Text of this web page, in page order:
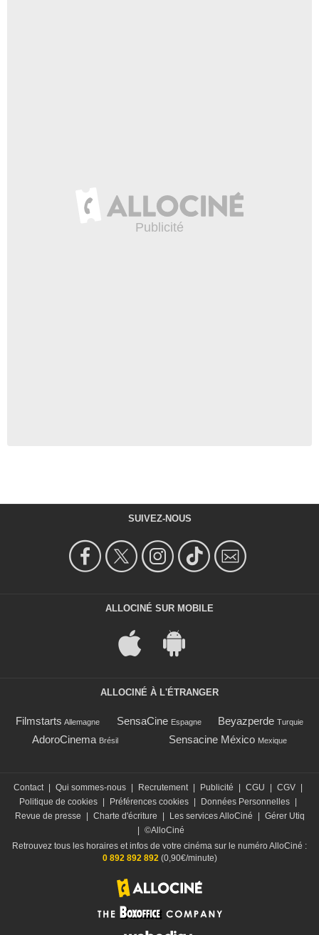
SUIVEZ-NOUS
ALLOCINÉ SUR MOBILE
ALLOCINÉ À L'ÉTRANGER
Filmstarts Allemagne SensaCine Espagne Beyazperde Turquie
AdoroCinema Brésil Sensacine México Mexique
Contact Qui sommes-nous Recrutement Publicité CGU CGV
Politique de cookies
Préférences cookies Données Personnelles
Revue de presse
Charte d'écriture Les services AlloCiné
Gérer Utiq
©AlloCiné
Retrouvez tous les horaires et infos de votre cinéma sur le numéro AlloCiné :
0 892 892 892(0,90€/minute)